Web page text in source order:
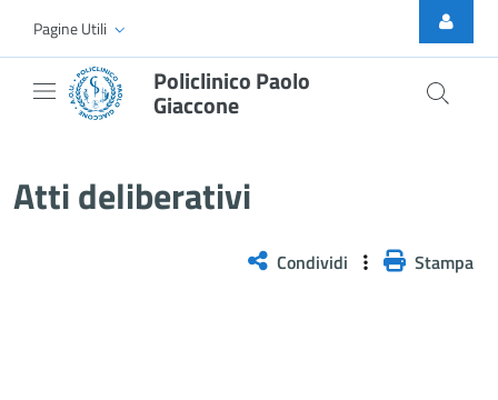
Skip to Main Content
Pagine Utili
Policlinico Paolo
Giaccone
Atti deliberativi
Condividi Stampa